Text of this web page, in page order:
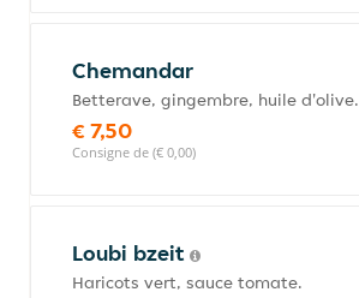
Chemandar
Betterave, gingembre, huile d'olive.
€ 7,50
Consigne de (€ 0,00)
Loubi bzeit
Haricots vert, sauce tomate.